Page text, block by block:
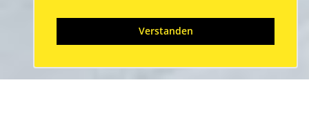
Verstanden